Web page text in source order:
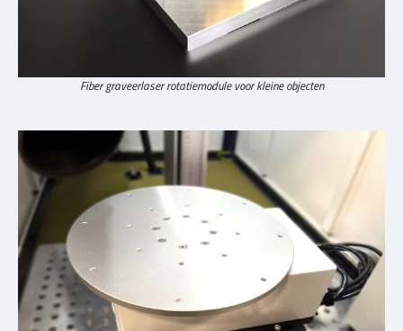
Fiber graveerlaser rotatiemodule voor kleine objecten